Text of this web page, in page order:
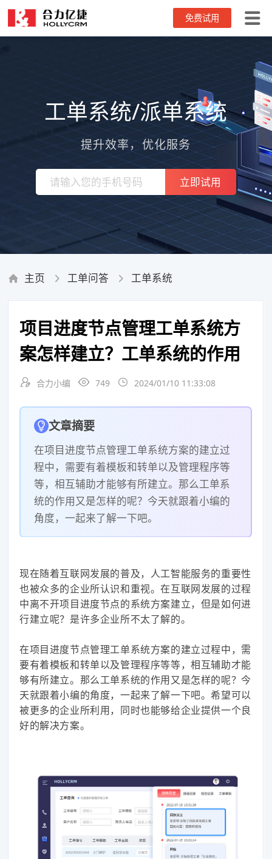
免费试用
工单价格
it服务/办公设备维保 医疗器械设备
工程机械
家电维修 安防设备
汽车后市场服务 餐饮商超连锁
帮助中心
帮助中心
工单问答
工单系统/派单系统
提升效率，优化服务
立即试用
主页 工单问答 工单系统
项目进度节点管理工单系统方
案怎样建立？工单系统的作用
合力小编 749 2024/01/10 11:33:08
文章摘要
在项目进度节点管理工单系统方案的建立过
程中，需要有着模板和转单以及管理程序等
等，相互辅助才能够有所建立。那么工单系
统的作用又是怎样的呢？今天就跟着小编的
角度，一起来了解一下吧。
现在随着互联网发展的普及，人工智能服务的重要性
也被众多的企业所认识和重视。在互联网发展的过程
中离不开项目进度节点的系统方案建立，但是如何进
行建立呢？是许多企业所不太了解的。
在项目进度节点管理工单系统方案的建立过程中，需
要有着模板和转单以及管理程序等等，相互辅助才能
够有所建立。那么工单系统的作用又是怎样的呢？今
天就跟着小编的角度，一起来了解一下吧。希望可以
被更多的企业所利用，同时也能够给企业提供一个良
好的解决方案。